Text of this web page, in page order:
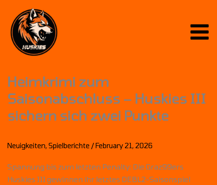
content
Heimkrimi zum
Saisonabschluss – Huskies III
sichern sich zwei Punkte
Neuigkeiten,Spielberichte /February 21, 2026
Spannung bis zum letzten Penalty: Die Graz99ers
Huskies III gewinnen ihr letztes DEBL2-Saisonspiel